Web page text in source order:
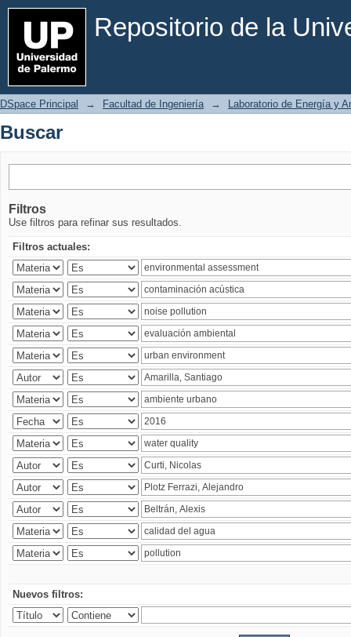
Repositorio de la
Buscar
DSpace Principal → Facultad de Ingeniería → Laboratorio de Energía y
Buscar
Filtros
Use filtros para refinar sus resultados.
Filtros actuales:
Nuevos filtros: